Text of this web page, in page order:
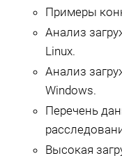
Примеры
Анализ
Linux.
Анализ
Windows.
Перечень
Высокая